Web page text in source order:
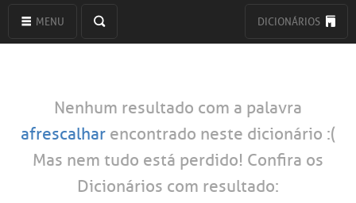
MENU DICIONÁRIOS
Nenhum resultado com a palavra
afrescalharencontrado neste dicionário :(
Mas nem tudo está perdido! Confira os
Dicionários com resultado: